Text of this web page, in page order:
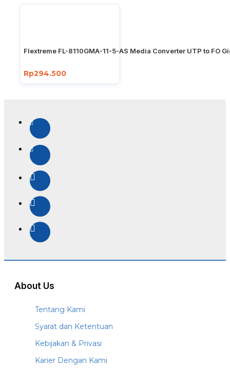
Flextreme FL-8110GMA-11-5-AS Media Converter UTP to FO
Rp294.500
About Us
Tentang Kami
Syarat dan Ketentuan
Kebijakan & Privasi
Karier Dengan Kami